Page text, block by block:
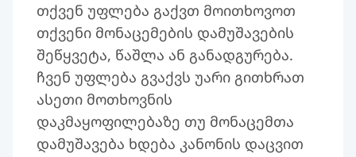
თქვენ უფლება გაქვთ მოითხოვოთ
თქვენი მონაცემების დამუშავების
შეწყვეტა, წაშლა ან განადგურება.
ჩვენ უფლება გვაქვს უარი გითხრათ
ასეთი მოთხოვნის
დაკმაყოფილებაზე თუ მონაცემთა
დამუშავება ხდება კანონის დაცვით